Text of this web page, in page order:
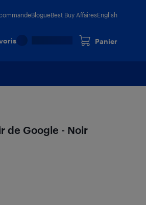
BlogueBest Buy AffairesEnglish
Panier
de Google - Noir